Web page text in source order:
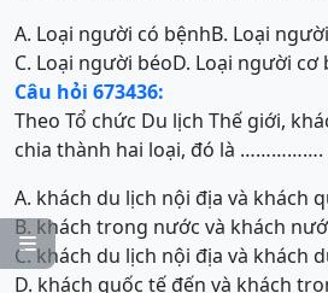

A. Loại người có bệnhB. Loại
C. Loại người béoD. Loại người cơ
Câu hỏi 673436:
Theo Tổ chức Du lịch Thế giới,
chia thành hai loại, đó là …………….
A. khách du lịch nội địa và khách
B. khách trong nước và khách
C. khách du lịch nội địa và khách
D. khách quốc tế đến và khách